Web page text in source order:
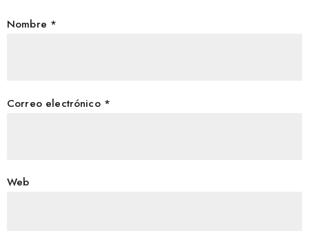
Nombre *
Correo electrónico *
Web